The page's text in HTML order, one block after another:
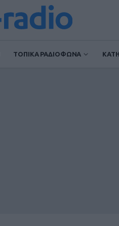
ΤΟΠΙΚΑ ΡΑΔΙΟΦΩΝΑ